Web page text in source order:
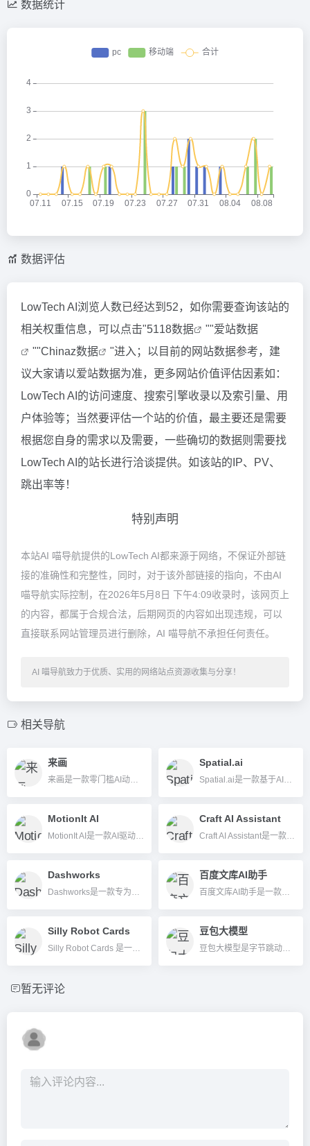
数据统计
数据评估
LowTech AI浏览人数已经达到52，如你需要查询该站的
相关权重信息，可以点击"5118数据 ""爱站数据
""Chinaz数据
"进入；以目前的网站数据参考，建
议大家请以爱站数据为准，更多网站价值评估因素如：
LowTech AI的访问速度、搜索引擎收录以及索引量、用
户体验等；当然要评估一个站的价值，最主要还是需要
根据您自身的需求以及需要，一些确切的数据则需要找
LowTech AI的站长进行洽谈提供。如该站的IP、PV、
跳出率等！
特别声明
本站AI 喵导航提供的LowTech AI都来源于网络，不保证外部链
接的准确性和完整性，同时，对于该外部链接的指向，不由AI
喵导航实际控制，在2026年5月8日 下午4:09收录时，该网页上
的内容，都属于合规合法，后期网页的内容如出现违规，可以
直接联系网站管理员进行删除，AI 喵导航不承担任何责任。
AI 喵导航致力于优质、实用的网络站点资源收集与分享！
相关导航
来画
来画是一款零门槛AI动画视频生成工具，支持AI文案转动画、数字人、智能配音与海量模板，适合教育、营销、新媒体等多场景高效视频创作。
Spatial.ai
Spatial.ai是一款基于AI的数据平台，通过分析地理、社交和行为等多维数据，助力企业和开发者实现空间智能洞察。
MotionIt AI
MotionIt AI是一款AI驱动的幻灯片和视频生成平台，帮助用户一键生成高质量PPT和演示视频，大幅提升内容制作效率。
Craft AI Assistant
Craft AI Assistant是一款集写作生成、文档总结、校对翻译和团队协作于一体的智能AI办公工具，支持多平台高效办公。
Dashworks
Dashworks是一款专为企业打造的AI知识管理与智能搜索平台，支持多应用数据集成及AI问答，极大提升办公效率。
百度文库AI助手
百度文库AI助手是一款集智能写作、文档总结、问答与PPT自动生成等功能于一体的AI文档办公平台。
Silly Robot Cards
Silly Robot Cards 是一款利用AI智能生成个性化实体和电子贺卡的平台，用户可定制图片、文字和签名，环保且全球可寄送。
豆包大模型
豆包大模型是字节跳动旗下火山引擎推出的全功能AI训练模型平台，支持文本、图像、语音生成与理解，兼容主流开发接口，适合多行业智能化应用。
暂无评论